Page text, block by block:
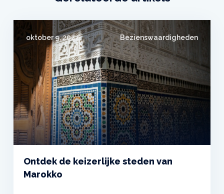
oktober 9, 2024 Bezienswaardigheden
Ontdek de keizerlijke steden van
Marokko